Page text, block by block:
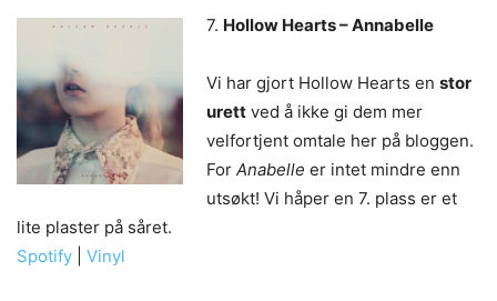
7. Hollow Hearts – Annabelle
Vi har gjort Hollow Hearts en stor
urett ved å ikke gi dem mer
velfortjent omtale her på bloggen.
For Anabelle er intet mindre enn
utsøkt! Vi håper en 7. plass er et
lite plaster på såret.
Spotify
Vinyl